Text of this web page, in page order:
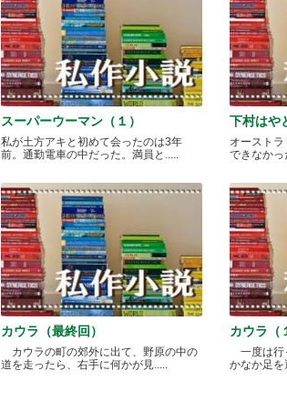
スーパーウーマン（１）
私が土方アキと初めて会ったのは3年
前。通勤電車の中だった。満員と.....
下村はや
オースト
できなかっ
カウラ（最終回）
カウラの町の郊外に出て、野原の中の
道を走ったら、右手に何かが見.....
カウラ（
一度は行
かなか足を